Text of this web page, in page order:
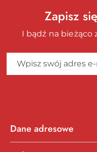
Zapisz
I bądź na
Dane adresowe